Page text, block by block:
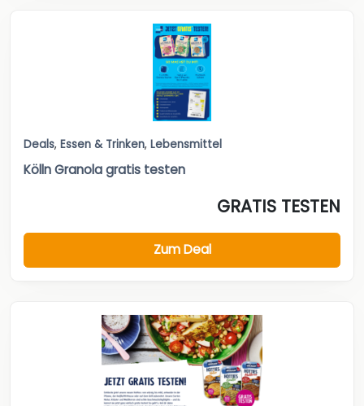
Deals, Essen & Trinken, Lebensmittel
Kölln Granola gratis testen
GRATIS TESTEN
Zum Deal